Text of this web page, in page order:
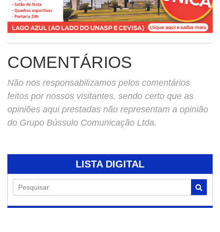
COMENTÁRIOS
Não nos responsabilizamos pelos comentários
feitos por nossos visitantes, sendo certo que as
opiniões aqui prestadas não representam a opinião
do Grupo Bússulo Comunicação Ltda.
LISTA DIGITAL
Pesquisar